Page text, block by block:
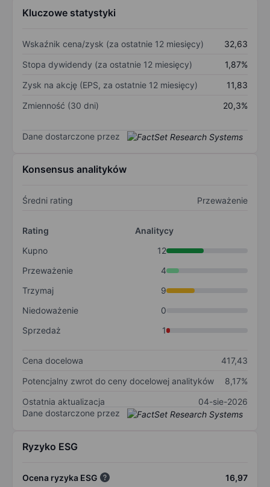
Kluczowe statystyki
Wskaźnik cena/zysk (za ostatnie 12 miesięcy)
32,63
Stopa dywidendy (za ostatnie 12 miesięcy)
1,87%
Zysk na akcję (EPS, za ostatnie 12 miesięcy)
11,83
Zmienność (30 dni)
20,3%
Dane dostarczone przez
Konsensus analityków
Średni rating Przeważenie
Rating
Analitycy
Kupno
12
Przeważenie
4
Trzymaj
9
Niedoważenie
0
Sprzedaż
1
Cena docelowa
417,43
Potencjalny zwrot do ceny docelowej analityków
8,17%
Ostatnia aktualizacja
04-sie-2026
Dane dostarczone przez
Ryzyko ESG
Ocena ryzyka ESG
16,97